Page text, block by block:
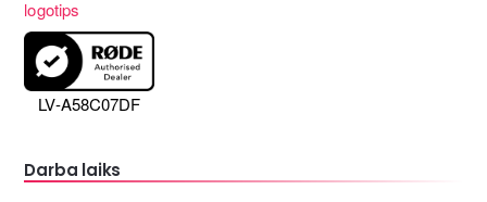
LV-A58C07DF
Darba laiks